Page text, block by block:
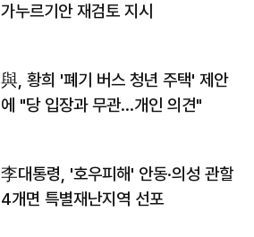
가누르기안 재검토 지시
與, 황희 '폐기 버스 청년 주택' 제안
에 "당 입장과 무관…개인 의견"
李대통령, '호우피해' 안동·의성 관할
4개면 특별재난지역 선포